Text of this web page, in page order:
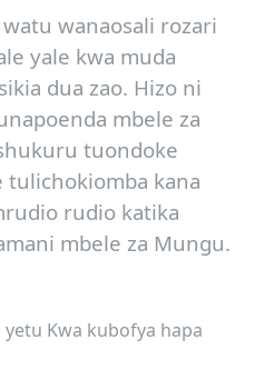
wanaosali rozari
yale kwa muda
dua zao. Hizo ni
mbele za
tuondoke
kana
rudio katika
mbele za Mungu.
Kwa kubofya hapa